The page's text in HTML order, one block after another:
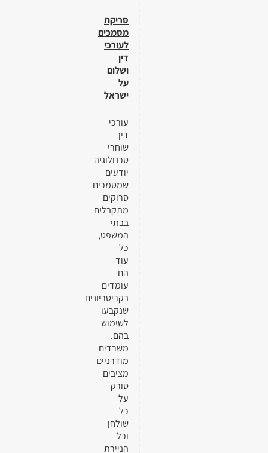
סריקת
מסמכים
לעורכי
דין
ושלום
על
ישראל
עורכי
דין
שוחרי
טכנולוגיה
יודעים
שמסמכים
סרוקים
מתקבלים
בבתי
המשפט,
כל
עוד
הם
עומדים
בקריטריונים
שנקבעו
לשימוש
בהם.
משרדים
מודרניים
מציבים
סורק
על
כל
שולחן
וכל
הניירת